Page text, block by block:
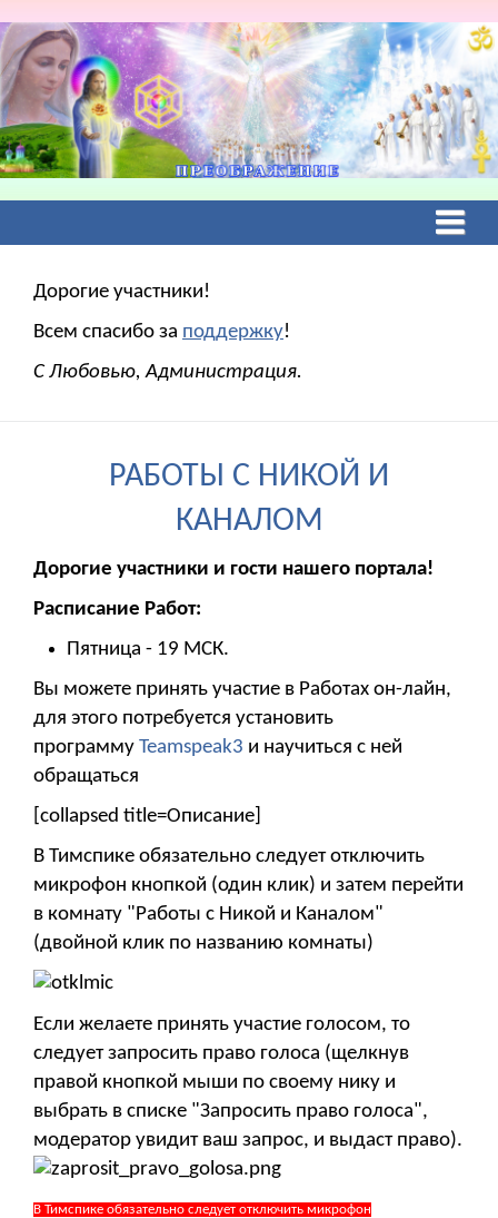
Дорогие участники!
Всем спасибо за поддержку!
С Любовью, Администрация.
РАБОТЫ С НИКОЙ И
КАНАЛОМ
Дорогие участники и гости нашего портала!
Расписание Работ:
Пятница - 19 МСК.
Вы можете принять участие в Работах он-лайн,
для этого потребуется установить
программу Teamspeak3 и научиться с ней
обращаться
[collapsed title=Описание]
В Тимспике обязательно следует отключить
микрофон кнопкой (один клик) и затем перейти
в комнату "Работы с Никой и Каналом"
(двойной клик по названию комнаты)
Если желаете принять участие голосом, то
следует запросить право голоса (щелкнув
правой кнопкой мыши по своему нику и
выбрать в списке "Запросить право голоса",
модератор увидит ваш запрос, и выдаст право).
В Тимспике обязательно следует отключить микрофон